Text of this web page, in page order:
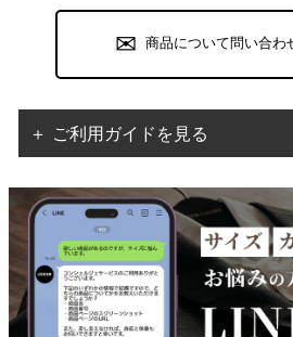
商品について問い合わ
＋ ご利用ガイドを見る